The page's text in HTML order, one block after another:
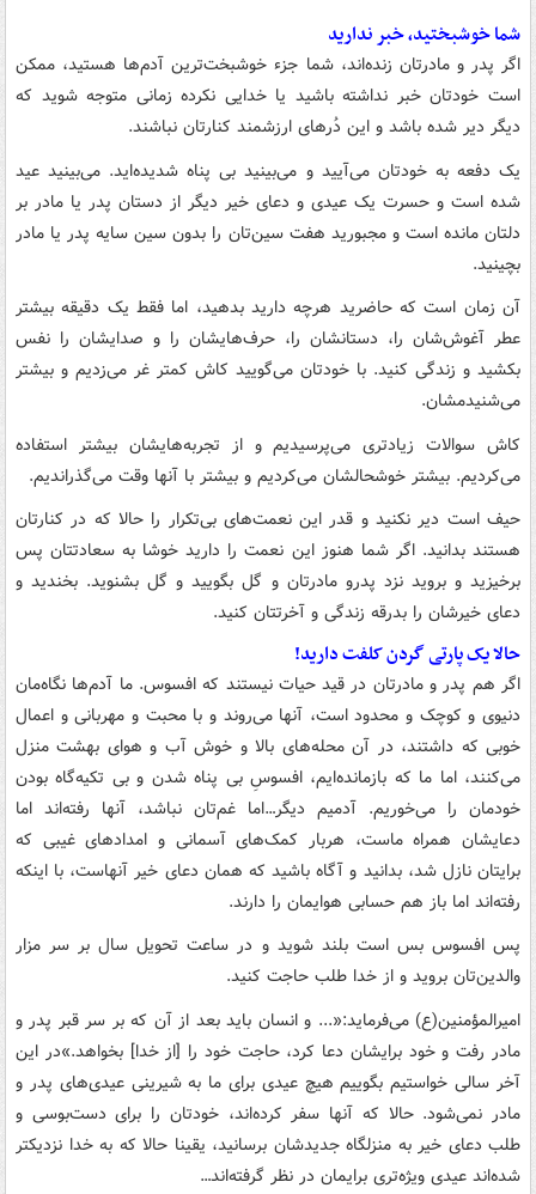
شما خوشبختید، خبر ندارید
اگر پدر و مادرتان زنده‌اند، شما جزء خوشبخت‌ترین آدم‌ها هستید، ممکن
است خودتان خبر نداشته باشید یا خدایی نکرده زمانی متوجه شوید که
دیگر دیر شده باشد و این دُرهای ارزشمند کنارتان نباشند.
یک‌ دفعه به خودتان می‌آیید و می‌بینید بی پناه شدیده‌اید. می‌بینید عید
شده است و حسرت یک عیدی و دعای خیر دیگر از دستان پدر یا مادر بر
دلتان مانده است و مجبورید هفت سین‌تان را بدون سین سایه پدر یا مادر
بچینید.
آن زمان است که حاضرید هرچه دارید بدهید، اما فقط یک دقیقه بیشتر
عطر آغوش‌شان را، دستانشان را، حرف‌هایشان را و صدایشان را نفس
بکشید و زندگی کنید. با خودتان می‌گویید کاش کمتر غر می‌زدیم و بیشتر
می‌شنیدمشان.
کاش سوالات زیادتری می‌پرسیدیم و از تجربه‌هایشان بیشتر استفاده
می‌کردیم. بیشتر خوشحالشان می‌کردیم و بیشتر با آنها وقت می‌گذراندیم.
حیف است دیر نکنید و قدر این نعمت‌های بی‌تکرار را حالا که در کنارتان
هستند بدانید. اگر شما هنوز این نعمت را دارید خوشا به سعادتتان پس
برخیزید و بروید نزد پدرو مادرتان و گل بگویید و گل بشنوید. بخندید و
دعای خیرشان را بدرقه زندگی‌ و آخرتتان کنید.
حالا یک پارتی گردن کلفت دارید!
اگر هم پدر و مادرتان در قید حیات نیستند که افسوس. ما آدم‌ها نگاه‌مان
دنیوی و کوچک و محدود است، آنها می‌روند و با محبت و مهربانی و اعمال‌
خوبی که داشتند، در آن محله‌های بالا و خوش آب و هوای بهشت منزل
می‌کنند، اما ما که بازمانده‌ایم، افسوسِ بی پناه شدن و بی تکیه‌گاه بودن
خودمان را می‌خوریم‌. آدمیم دیگر…اما غم‌تان نباشد، آنها رفته‌اند اما
دعایشان همراه ماست، هربار کمک‌های آسمانی و امدادهای غیبی که
برایتان نازل شد، بدانید و آگاه باشید که همان دعای خیر آنهاست، با اینکه
رفته‌اند اما باز هم حسابی هوایمان را دارند.
پس افسوس بس است بلند شوید و در ساعت تحویل سال بر سر مزار
والدین‌تان بروید و از خدا طلب حاجت کنید.
امیرالمؤمنین(ع) می‌فرماید:«... و انسان باید بعد از آن که بر سر قبر پدر و
مادر رفت و خود برایشان دعا کرد، حاجت خود را [از خدا] بخواهد.»در این
آخر سالی خواستیم بگوییم هیچ عیدی برای ما به شیرینی عیدی‌های پدر و
مادر نمی‌شود. حالا که آنها سفر کرده‌اند، خودتان را برای دست‌بوسی و
طلب دعای خیر به منزلگاه جدیدشان برسانید، یقینا حالا که به خدا نزدیکتر
شده‌اند عیدی ویژه‌تری برایمان در نظر گرفته‌اند…